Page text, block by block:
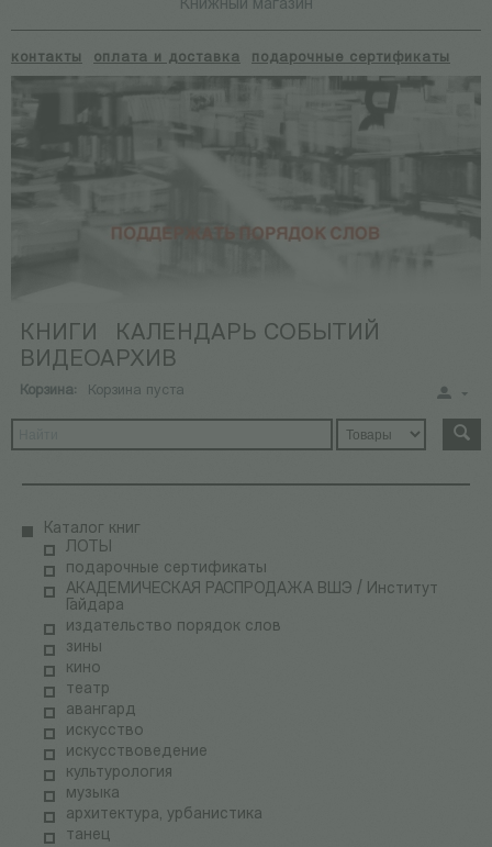
Книжный магазин
контакты оплата и доставка подарочные сертификаты
КНИГИ
КАЛЕНДАРЬ СОБЫТИЙ
ВИДЕОАРХИВ
Корзина: Корзина пуста
Каталог книг
ЛОТЫ
подарочные сертификаты
АКАДЕМИЧЕСКАЯ РАСПРОДАЖА ВШЭ / Институт
Гайдара
издательство порядок слов
зины
кино
театр
авангард
искусство
искусствоведение
культурология
музыка
архитектура, урбанистика
танец